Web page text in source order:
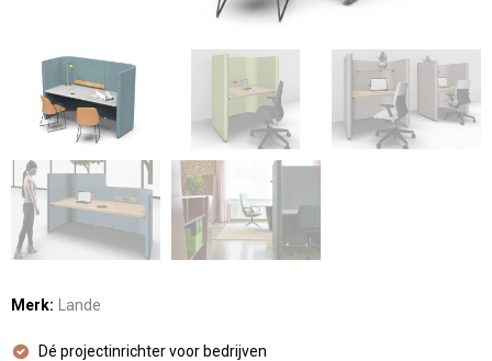
Merk: Lande
Dé projectinrichter voor bedrijven